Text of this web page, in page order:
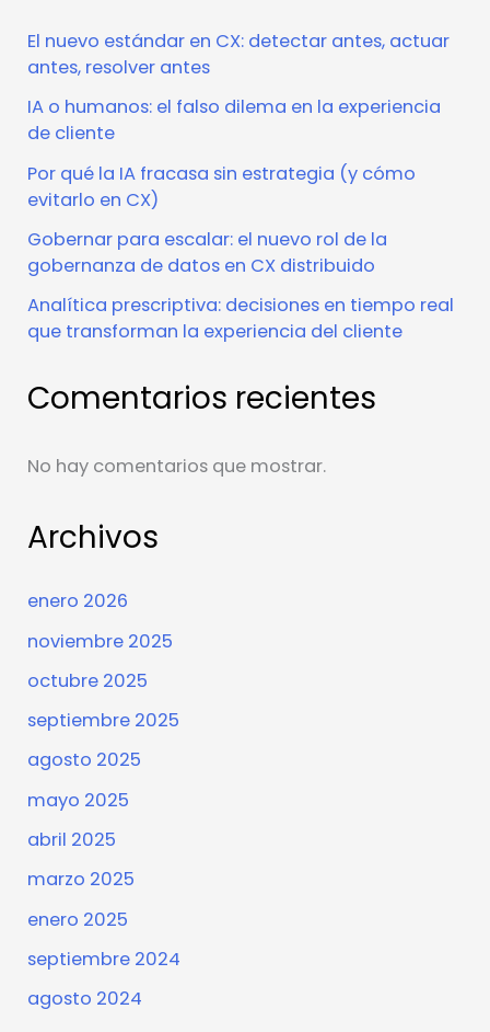
El nuevo estándar en CX: detectar antes, actuar
antes, resolver antes
IA o humanos: el falso dilema en la experiencia
de cliente
Por qué la IA fracasa sin estrategia (y cómo
evitarlo en CX)
Gobernar para escalar: el nuevo rol de la
gobernanza de datos en CX distribuido
Analítica prescriptiva: decisiones en tiempo real
que transforman la experiencia del cliente
Comentarios recientes
No hay comentarios que mostrar.
Archivos
enero 2026
noviembre 2025
octubre 2025
septiembre 2025
agosto 2025
mayo 2025
abril 2025
marzo 2025
enero 2025
septiembre 2024
agosto 2024